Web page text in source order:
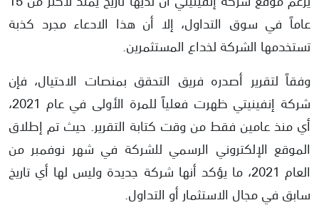
عاماً في سوق التداول، إلا أن هذا الادعاء مجرد كذبة
تستخدمها الشركة لخداع المستثمرين.
وفقاً لتقرير أصدره فريق التحقق بمنصات الاحتيال، فإن
شركة إنفينيتي ظهرت فعلياً للمرة الأولى في عام 2021،
أي منذ عامين فقط من وقت كتابة التقرير. حيث تم إطلاق
الموقع الإلكتروني الرسمي للشركة في شهر نوفمبر من
العام 2021، ما يؤكد أنها شركة جديدة وليس لها أي تاريخ
سابق في مجال الاستثمار أو التداول.